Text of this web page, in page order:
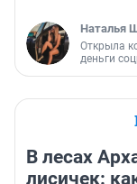
Наталья
Открыла
деньги
В лесах
лисичек: